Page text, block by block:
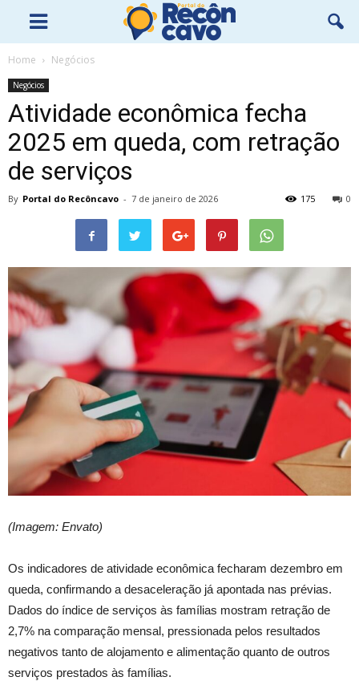
Home Negócios
Negócios
Atividade econômica fecha
2025 em queda, com retração
de serviços
By Portal do Recôncavo - 7 de janeiro de 2026 0
175
(Imagem: Envato)
Os indicadores de atividade econômica fecharam dezembro em
queda, confirmando a desaceleração já apontada nas prévias.
Dados do índice de serviços às famílias mostram retração de
2,7% na comparação mensal, pressionada pelos resultados
negativos tanto de alojamento e alimentação quanto de outros
serviços prestados às famílias.